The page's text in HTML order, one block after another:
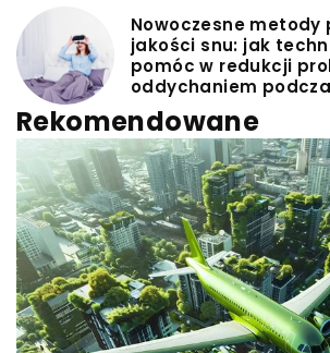
Nowoczesne metody
jakości snu: jak
pomóc w redukcji
oddychaniem
Rekomendowane